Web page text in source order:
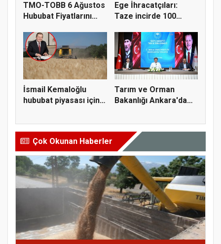
TMO-TOBB 6 Ağustos
Hububat Fiyatlarını
Ege İhracatçıları:
Taze incirde 100
İsmail Kemaloğlu
hububat piyasası için 4
Tarım ve Orman
Bakanlığı Ankara'da
Çok Okunan Haberler